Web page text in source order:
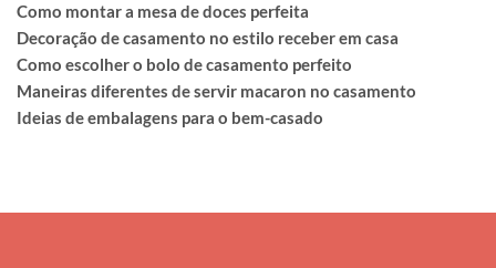
Como montar a mesa de doces perfeita
Decoração de casamento no estilo receber em casa
Como escolher o bolo de casamento perfeito
Maneiras diferentes de servir macaron no casamento
Ideias de embalagens para o bem-casado